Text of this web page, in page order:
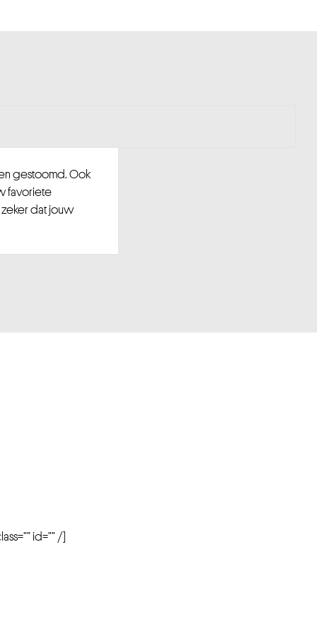
gestoomd. Ook
favoriete
dat jouw
id=”” /]